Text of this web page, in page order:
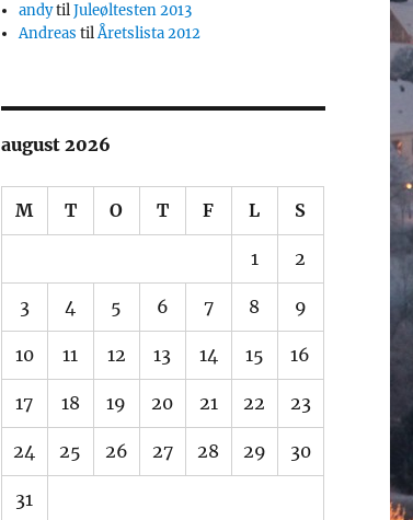
andytilJuleøltesten 2013
Andreas tilÅretslista 2012
august 2026
M T O T F L S
1 2
3 4 5 6 7 8 9
10 11 12 13 14 15 16
17 18 19 20 21 22 23
24 25 26 27 28 29 30
31